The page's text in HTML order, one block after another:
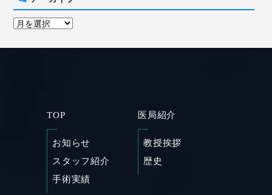
TOP
お知らせ
スタッフ紹介
手術実績
医局紹介
教授挨拶
歴史